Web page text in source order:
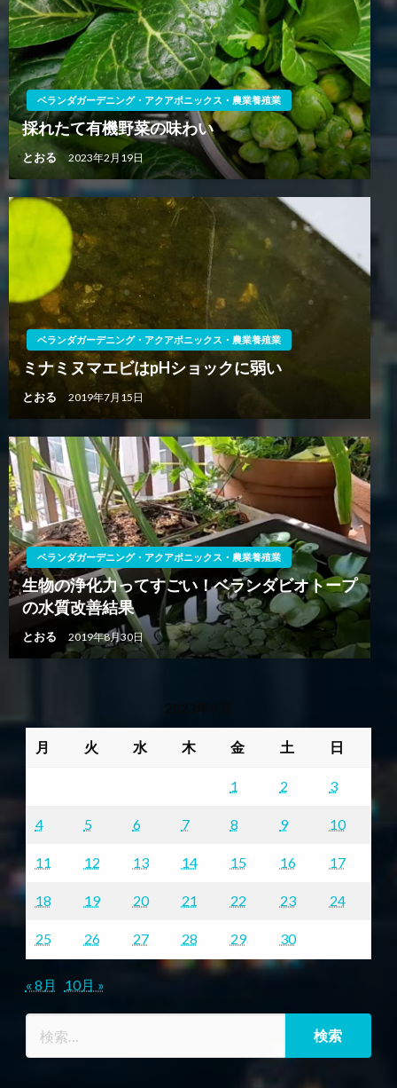
ベランダガーデニング・アクアポニックス・農業養殖業
採れたて有機野菜の味わい
とおる 2023年2月19日
ベランダガーデニング・アクアポニックス・農業養殖業
ミナミヌマエビはpHショックに弱い
とおる 2019年7月15日
ベランダガーデニング・アクアポニックス・農業養殖業
生物の浄化力ってすごい！ベランダビオトープ
の水質改善結果
とおる 2019年8月30日
月 火 水 木 金 土 日
1 2 3
4 5 6 7 8 9 10
11 12 13 14 15 16 17
18 19 20 21 22 23 24
25 26 27 28 29 30
« 8月 10月 »